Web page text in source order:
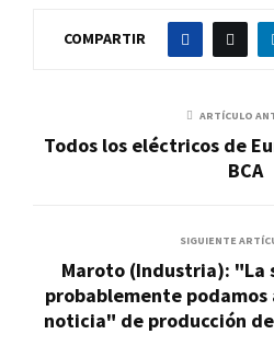
COMPARTIR
ARTÍCULO
Todos los eléctricos de
BCA
SIGUIENTE
Maroto (Industria): "La
probablemente podamos
noticia" de producción